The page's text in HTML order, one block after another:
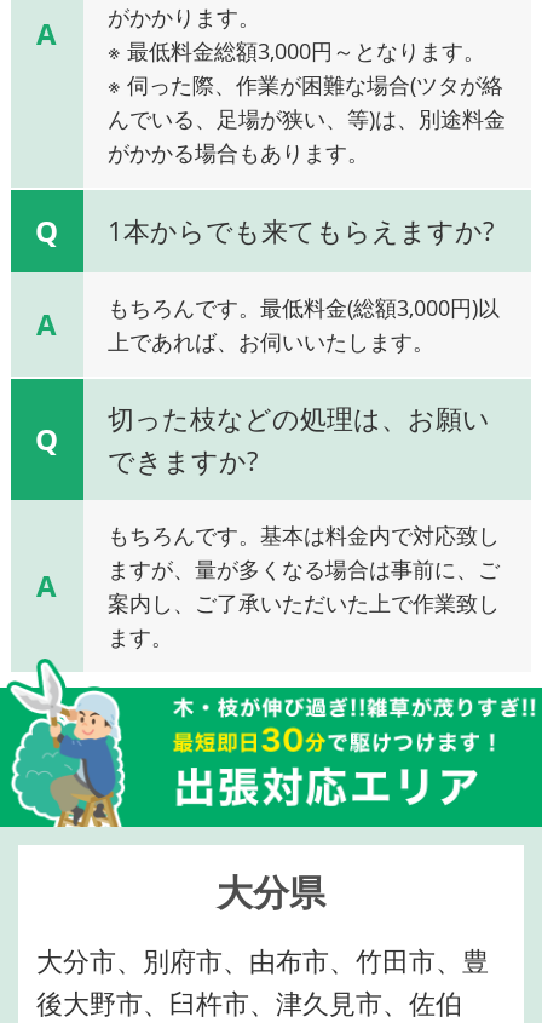
A
がかかります。
※ 最低料金総額3,000円～となります。
※ 伺った際、作業が困難な場合(ツタが絡
んでいる、足場が狭い、等)は、別途料金
がかかる場合もあります。
Q 1本からでも来てもらえますか?
A
もちろんです。最低料金(総額3,000円)以
上であれば、お伺いいたします。
Q
切った枝などの処理は、お願い
できますか?
A
もちろんです。基本は料金内で対応致し
ますが、量が多くなる場合は事前に、ご
案内し、ご了承いただいた上で作業致し
ます。
大分県
大分市、別府市、由布市、竹田市、豊
後大野市、臼杵市、津久見市、佐伯